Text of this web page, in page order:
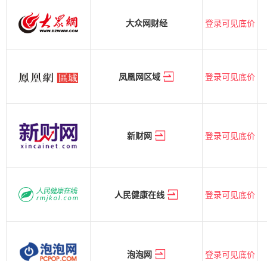
大众网财经 登录可见底价
凤凰网区域 登录可见底价
新财网 登录可见底价
人民健康在线 登录可见底价
泡泡网 登录可见底价